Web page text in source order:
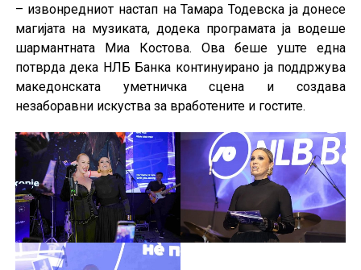
– извонредниот настап на Тамара Тодевска ја донесе
магијата на музиката, додека програмата ја водеше
шармантната Миа Костова. Ова беше уште една
потврда дека НЛБ Банка континуирано ја поддржува
македонската уметничка сцена и создава
незаборавни искуства за вработените и гостите.